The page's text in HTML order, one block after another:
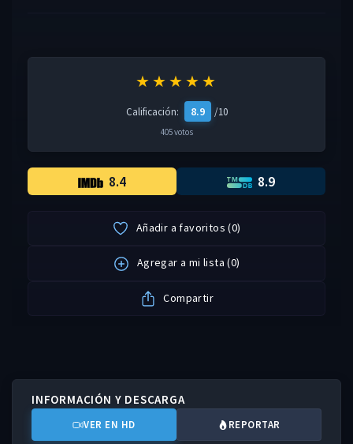
★★★★★
Calificación: 8.9 /10
405 votos
8.4 8.9
Añadir a favoritos (0)
Agregar a mi lista (0)
Compartir
INFORMACIÓN Y DESCARGA
VER EN HD REPORTAR